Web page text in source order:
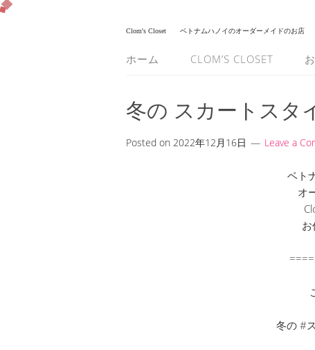
Clom's Closet ベトナムハノイのオーダーメイドのお店
ホーム CLOM’S CLOSET
冬の スカートスタ
Posted on 2022年12月16日 Leave a
ベト
オ
冬の #